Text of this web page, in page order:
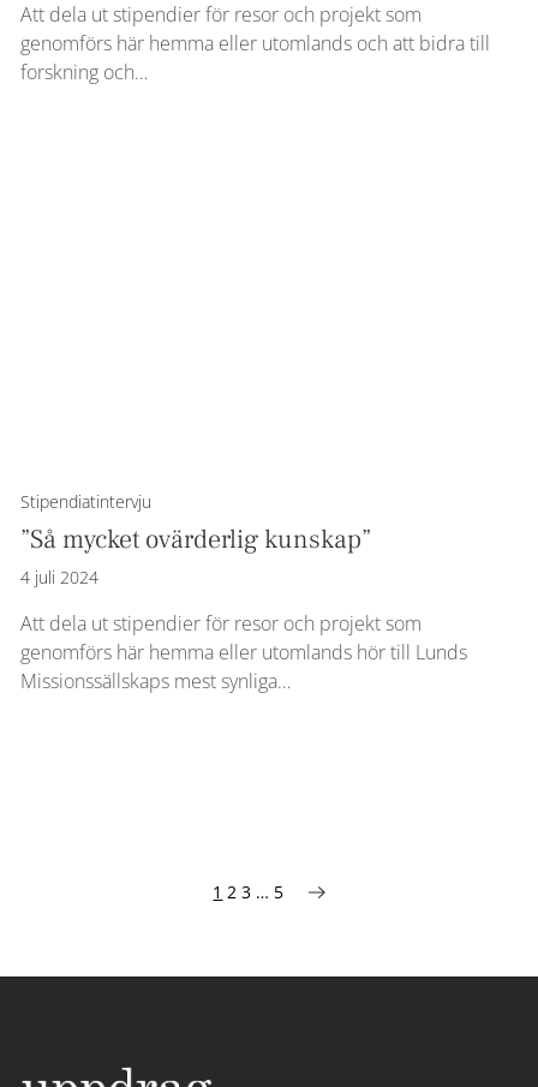
Att dela ut stipendier för resor och projekt som
genomförs här hemma eller utomlands och att bidra till
forskning och…
Stipendiatintervju
”Så mycket ovärderlig kunskap”
4 juli 2024
Att dela ut stipendier för resor och projekt som
genomförs här hemma eller utomlands hör till Lunds
Missionssällskaps mest synliga…
1 2 3 … 5